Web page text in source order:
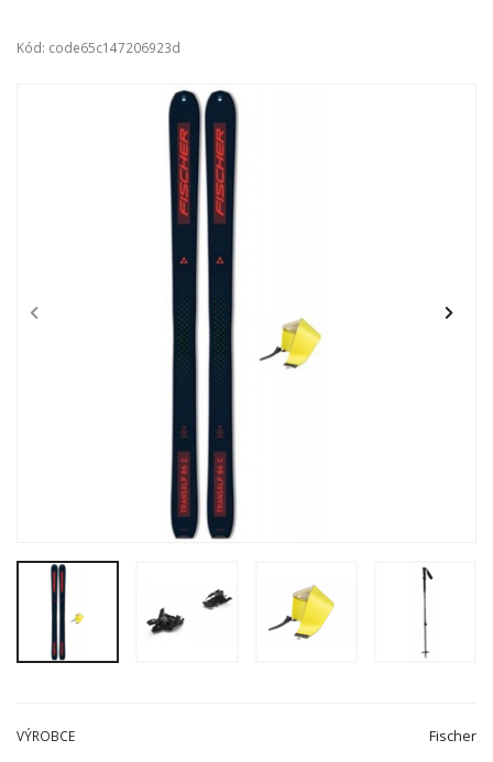
Kód: code65c147206923d
VÝROBCE Fischer